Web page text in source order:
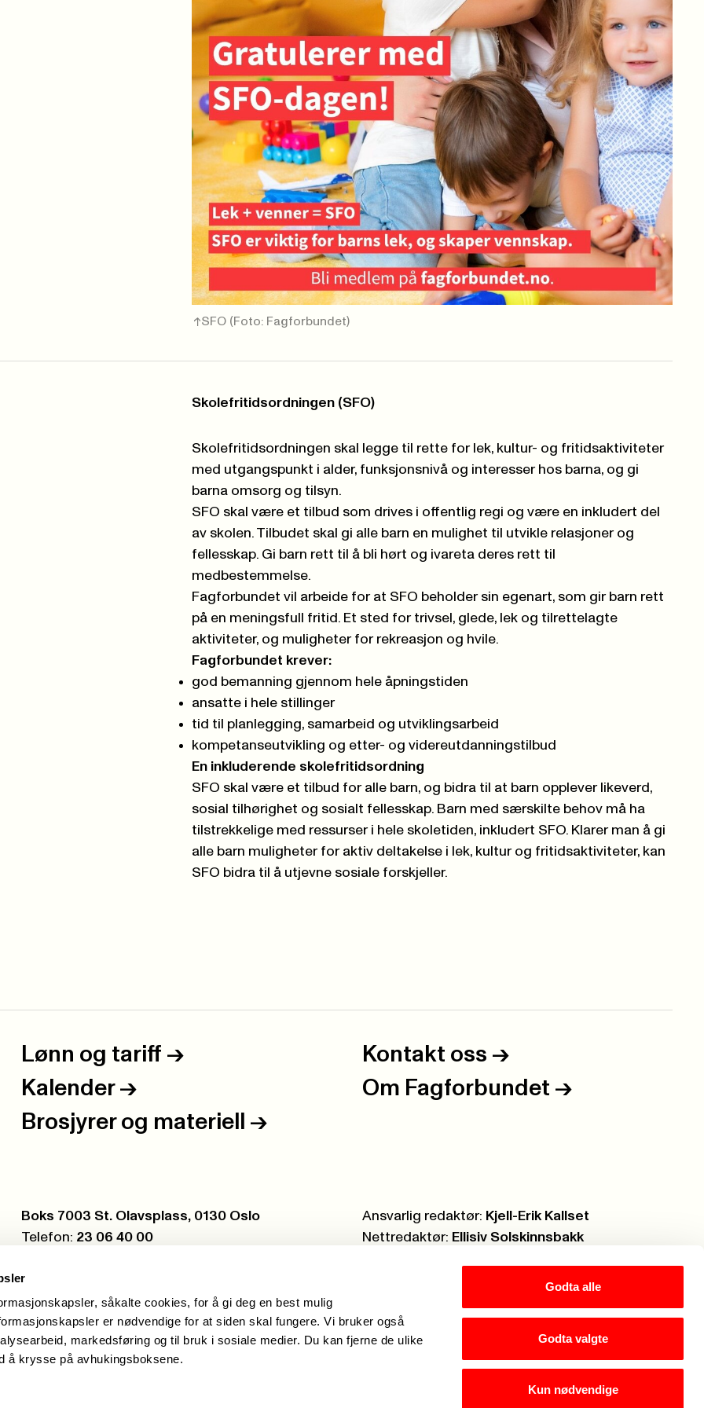
såkalte cookies, for å gi deg en best mulig
er nødvendige for at siden skal fungere. Vi bruker også
markedsføring og til bruk i sosiale medier. Du kan fjerne de ulike
å krysse på avhukingsboksene.
Godta alle
Godta valgte
Kun nødvendige
SFO (Foto: Fagforbundet)
Skolefritidsordningen (SFO)
Skolefritidsordningen skal legge til rette for lek, kultur- og fritidsaktiviteter
med utgangspunkt i alder, funksjonsnivå og interesser hos barna, og gi
barna omsorg og tilsyn.
SFO skal være et tilbud som drives i offentlig regi og være en inkludert del
av skolen. Tilbudet skal gi alle barn en mulighet til utvikle relasjoner og
fellesskap. Gi barn rett til å bli hørt og ivareta deres rett til
medbestemmelse.
Fagforbundet vil arbeide for at SFO beholder sin egenart, som gir barn rett
på en meningsfull fritid. Et sted for trivsel, glede, lek og tilrettelagte
aktiviteter, og muligheter for rekreasjon og hvile.
Fagforbundet krever:
god bemanning gjennom hele åpningstiden
ansatte i hele stillinger
tid til planlegging, samarbeid og utviklingsarbeid
kompetanseutvikling og etter- og videreutdanningstilbud
En inkluderende skolefritidsordning
SFO skal være et tilbud for alle barn, og bidra til at barn opplever likeverd,
sosial tilhørighet og sosialt fellesskap. Barn med særskilte behov må ha
tilstrekkelige med ressurser i hele skoletiden, inkludert SFO. Klarer man å gi
alle barn muligheter for aktiv deltakelse i lek, kultur og fritidsaktiviteter, kan
SFO bidra til å utjevne sosiale forskjeller.
Lønn og tariff -> Kontakt oss ->
Kalender -> Om Fagforbundet ->
Brosjyrer og materiell ->
Postboks:
Boks 7003 St. Olavsplass, 0130 Oslo
Telefon: 23 06 40 00
Ansvarlig redaktør: Kjell-Erik Kallset
Nettredaktør: Ellisiv Solskinnsbakk